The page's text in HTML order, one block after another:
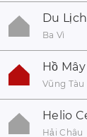
Du
Ba Vì
Hồ
Vũng Tàu
Helio
Hải Châu